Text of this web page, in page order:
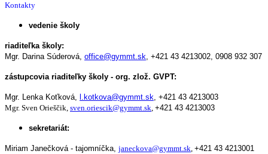
Kontakty
vedenie školy
riaditeľka školy:
Mgr. Darina Súderová, office@gymmt.sk, +421 43 4213002, 0908 932 307
zástupcovia riaditeľky školy - org. zlož. GVPT:
Mgr. Lenka Koťková, l.kotkova@gymmt.sk, +421 43 4213003
Mgr. Sven Orieščik, sven.oriescik@gymmt.sk, +421 43 4213003
sekretariát:
Miriam Janečková - tajomníčka, janeckova@gymmt.sk, +421 43 4213001